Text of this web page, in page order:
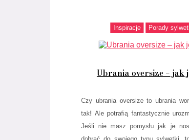
Inspiracje Porady
Ubrania oversize – jak
Czy ubrania oversize to ubrania
tak! Ale potrafią fantastycznie
Jeśli nie masz pomysłu jak je